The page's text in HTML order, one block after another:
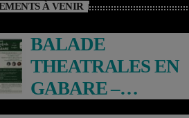
À VENIR
BALADE
THEATRALES EN
GABARE –
ARGENTAT